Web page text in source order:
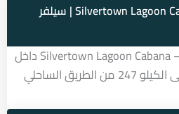
موقع Silvertown Lagoon Cabana North Coast | سيلفر
يقع سيلفرتاون لاجون كابانا – Silvertown Lagoon Cabana داخل
سيلفرساندز سيدي حنيش على الكيلو 247 من الطريق الساحلي